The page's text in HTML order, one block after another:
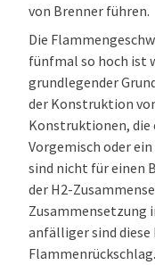
von Brenner führen.
Die
fünfmal so hoch ist
grundlegender
der Konstruktion
Konstruktionen, die
Vorgemisch oder
sind nicht für einen
der H2-
Zusammensetzung
anfälliger sind